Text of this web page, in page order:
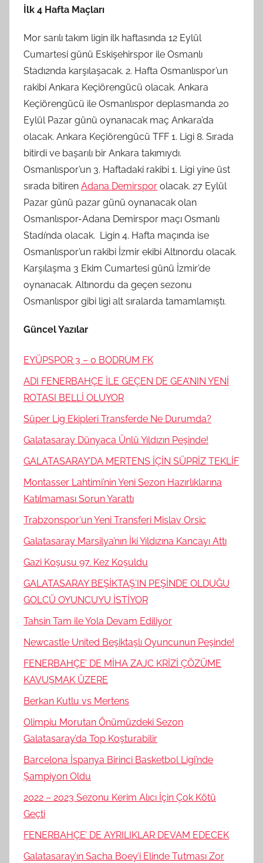
İlk 4 Hafta Maçları
Mor sarılı takım ligin ilk haftasında 12 Eylül
Cumartesi günü Eskişehirspor ile Osmanlı
Stadı2nda karşılaşacak. 2. Hafta Osmanlıspor’un
rakibi Ankara Keçiörengücü olacak. Ankara
Keçiörengücü ile Osmanlıspor deplasmanda 20
Eylül Pazar günü oynanacak maç Ankara’da
olacak. Ankara Keçiörengücü TFF 1. Ligi 8. Sırada
bitirdi ve başarılı bir Ankara takımıydı.
Osmanlıspor’un 3. Haftadaki rakibi 1. Ligi yine üst
sırada bitiren Adana Demirspor olacak. 27 Eylül
Pazar günü pazar günü oynanacak olan
Osmanlıspor-Adana Demirspor maçı Osmanlı
Stadı’nda olacak. Ligin 4. Hafta maçında ise
Osmanlıspor’un rakibi İzmir ekibi Altınordu olacak.
Karşılaşma 3 Ekim Cumartesi günü İzmir’de
oynanacak. Altınordu da geçen sezonu
Osmanlıspor gibi ligi alt sıralarda tamamlamıştı.
Güncel Yazılar
EYÜPSPOR 3 – 0 BODRUM FK
ADI FENERBAHÇE İLE GEÇEN DE GEA’NIN YENİ
ROTASI BELLİ OLUYOR
Süper Lig Ekipleri Transferde Ne Durumda?
Galatasaray Dünyaca Ünlü Yıldızın Peşinde!
GALATASARAY’DA MERTENS İÇİN SÜPRİZ TEKLİF
Montasser Lahtimi’nin Yeni Sezon Hazırlıklarına
Katılmaması Sorun Yarattı
Trabzonspor‘un Yeni Transferi Mislav Orsic
Galatasaray Marsilya’nın İki Yıldızına Kancayı Attı
Gazi Koşusu 97. Kez Koşuldu
GALATASARAY BEŞİKTAŞ’IN PEŞİNDE OLDUĞU
GOLCÜ OYUNCUYU İSTİYOR
Tahsin Tam ile Yola Devam Ediliyor
Newcastle United Beşiktaşlı Oyuncunun Peşinde!
FENERBAHÇE’ DE MİHA ZAJC KRİZİ ÇÖZÜME
KAVUŞMAK ÜZERE
Berkan Kutlu vs Mertens
Olimpiu Morutan Önümüzdeki Sezon
Galatasaray’da Top Koşturabilir
Barcelona İspanya Birinci Basketbol Ligi’nde
Şampiyon Oldu
2022 – 2023 Sezonu Kerim Alıcı İçin Çok Kötü
Geçti
FENERBAHÇE’ DE AYRILIKLAR DEVAM EDECEK
Galatasaray’ın Sacha Boey’i Elinde Tutması Zor